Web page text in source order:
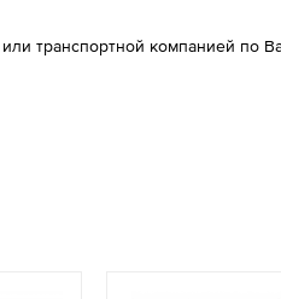
транспортной компанией по